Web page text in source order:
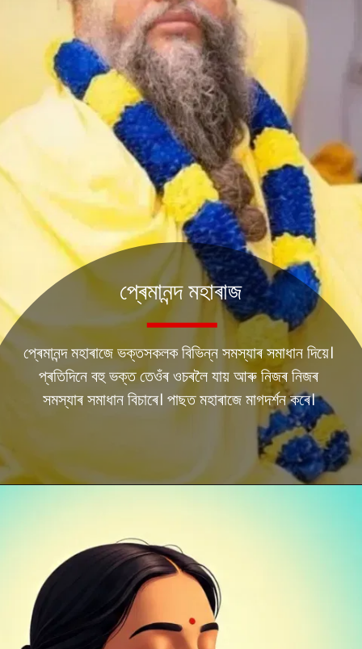
প্ৰেমানন্দ মহাৰাজে ভক্তসকলক বিভিন্ন সমস্যাৰ সমাধান দিয়ে।
প্ৰতিদিনে বহু ভক্ত তেওঁৰ ওচৰলৈ যায় আৰু নিজৰ নিজৰ
সমস্যাৰ সমাধান বিচাৰে। পাছত মহাৰাজে মাগদৰ্শন কৰে।
প্ৰেমানন্দ মহাৰাজ